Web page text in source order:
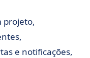
projeto,
e notificações,